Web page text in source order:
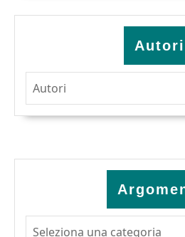
Autori